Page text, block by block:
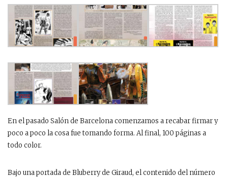
En el pasado Salón de Barcelona comenzamos a recabar firmar y
poco a poco la cosa fue tomando forma. Al final, 100 páginas a
todo color.
Bajo una portada de Bluberry de Giraud, el contenido del número